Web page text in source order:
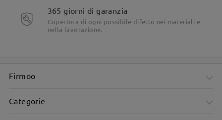
365 giorni di garanzia
Copertura di ogni possibile difetto nei materiali e
nella lavorazione.
Firmoo
Categorie